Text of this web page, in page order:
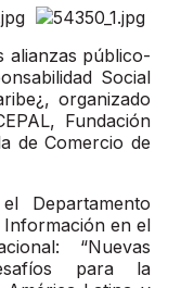
alianzas público-
Social
organizado
Fundación
de Comercio de
Departamento
Información en el
“Nuevas
para la